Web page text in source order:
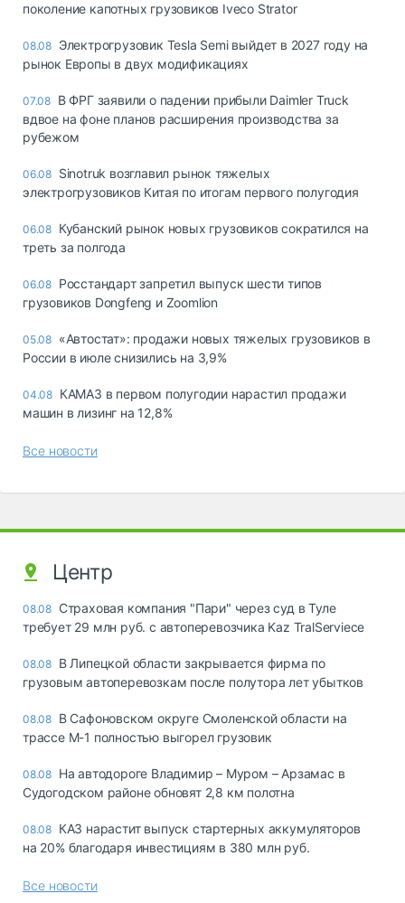
поколение капотных грузовиков Iveco Strator
08.08 Электрогрузовик Tesla Semi выйдет в 2027 году на
рынок Европы в двух модификациях
07.08 В ФРГ заявили о падении прибыли Daimler Truck
вдвое на фоне планов расширения производства за
рубежом
06.08 Sinotruk возглавил рынок тяжелых
электрогрузовиков Китая по итогам первого полугодия
06.08 Кубанский рынок новых грузовиков сократился на
треть за полгода
06.08 Росстандарт запретил выпуск шести типов
грузовиков Dongfeng и Zoomlion
05.08 «Автостат»: продажи новых тяжелых грузовиков в
России в июле снизились на 3,9%
04.08 КАМАЗ в первом полугодии нарастил продажи
машин в лизинг на 12,8%
Все новости
Центр
08.08 Страховая компания "Пари" через суд в Туле
требует 29 млн руб. с автоперевозчика Kaz TralServiece
08.08 В Липецкой области закрывается фирма по
грузовым автоперевозкам после полутора лет убытков
08.08 В Сафоновском округе Смоленской области на
трассе М-1 полностью выгорел грузовик
08.08 На автодороге Владимир – Муром – Арзамас в
Судогодском районе обновят 2,8 км полотна
08.08 КАЗ нарастит выпуск стартерных аккумуляторов
на 20% благодаря инвестициям в 380 млн руб.
Все новости